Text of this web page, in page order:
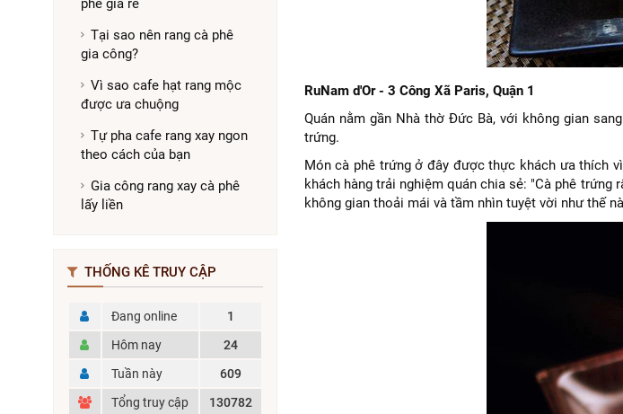
phê giá rẻ
Tại sao nên rang cà phê
gia công?
Vì sao cafe hạt rang mộc
được ưa chuộng
Tự pha cafe rang xay ngon
theo cách của bạn
Gia công rang xay cà phê
lấy liền
THỐNG KÊ TRUY CẬP
Đang online
1
Hôm nay
24
Tuần này
609
Tổng truy cập
130782
RuNam d'Or - 3 Công Xã Paris, Quận 1
Quán nằm gần Nhà thờ Đức Bà, với không gian
trứng.
Món cà phê trứng ở đây được thực khách ưa thích
khách hàng trải nghiệm quán chia sẻ: "Cà phê
không gian thoải mái và tầm nhìn tuyệt vời như thế